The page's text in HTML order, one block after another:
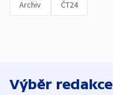
Archiv ČT24
Výběr redakce